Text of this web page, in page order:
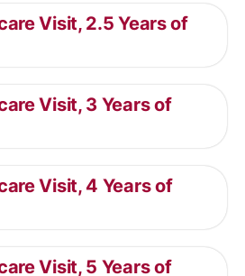
Visit, 2.5 Years of
Visit, 3 Years of
Visit, 4 Years of
Visit, 5 Years of